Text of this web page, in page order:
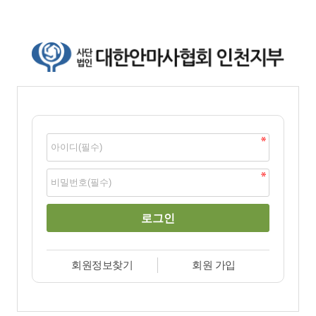
회원정보찾기 회원 가입